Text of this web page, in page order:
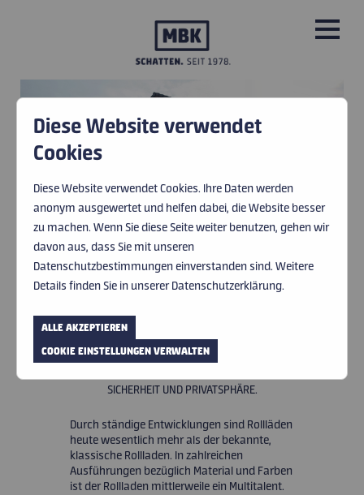
LEISTUNGEN
ÜBER UNS
IMPRESSIONEN
AKTUELLES
RABATTE
KARRIERE
KONTAKT
ROLLLADEN
ROLLLADEN
ROLLLADEN
DER ROLLLADEN IST EIN MULTITALENT
SICHERHEIT UND PRIVATSPHÄRE.
Durch ständige Entwicklungen sind Rollläden
heute wesentlich mehr als der bekannte,
klassische Rollladen. In zahlreichen
Ausführungen bezüglich Material und Farben
ist der Rollladen mittlerweile ein Multitalent.
Diese Website verwendet
Cookies
Diese Website verwendet Cookies. Ihre Daten werden
anonym ausgewertet und helfen dabei, die Website besser
zu machen. Wenn Sie diese Seite weiter benutzen, gehen wir
davon aus, dass Sie mit unseren
Datenschutzbestimmungen einverstanden sind. Weitere
Details finden Sie in unserer Datenschutzerklärung.
ALLE AKZEPTIEREN
COOKIE EINSTELLUNGEN VERWALTEN